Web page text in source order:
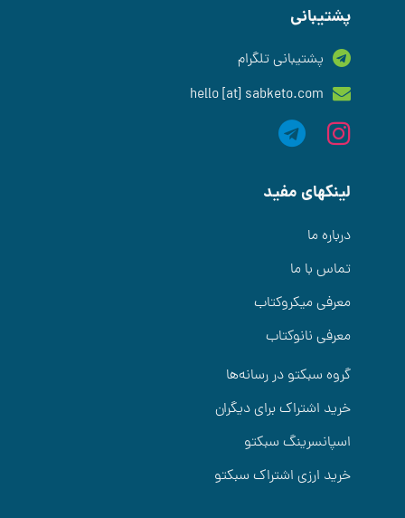
پشتیبانی
پشتیبانی تلگرام
hello [at] sabketo.com
لینکهای مفید
درباره ما
تماس با ما
معرفی میکروکتاب
معرفی نانوکتاب
گروه سبکتو در رسانه‌ها
خرید اشتراک برای دیگران
اسپانسرینگ سبکتو
خرید ارزی اشتراک سبکتو